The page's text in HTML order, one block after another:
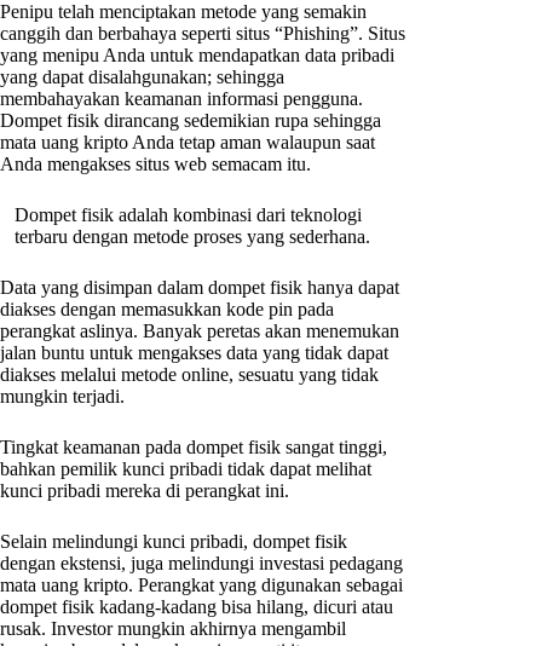
Penipu telah menciptakan metode yang semakin
canggih dan berbahaya seperti situs “Phishing”. Situs
yang menipu Anda untuk mendapatkan data pribadi
yang dapat disalahgunakan; sehingga
membahayakan keamanan informasi pengguna.
Dompet fisik dirancang sedemikian rupa sehingga
mata uang kripto Anda tetap aman walaupun saat
Anda mengakses situs web semacam itu.
Dompet fisik adalah kombinasi dari teknologi
terbaru dengan metode proses yang sederhana.
Data yang disimpan dalam dompet fisik hanya dapat
diakses dengan memasukkan kode pin pada
perangkat aslinya. Banyak peretas akan menemukan
jalan buntu untuk mengakses data yang tidak dapat
diakses melalui metode online, sesuatu yang tidak
mungkin terjadi.
Tingkat keamanan pada dompet fisik sangat tinggi,
bahkan pemilik kunci pribadi tidak dapat melihat
kunci pribadi mereka di perangkat ini.
Selain melindungi kunci pribadi, dompet fisik
dengan ekstensi, juga melindungi investasi pedagang
mata uang kripto. Perangkat yang digunakan sebagai
dompet fisik kadang-kadang bisa hilang, dicuri atau
rusak. Investor mungkin akhirnya mengambil